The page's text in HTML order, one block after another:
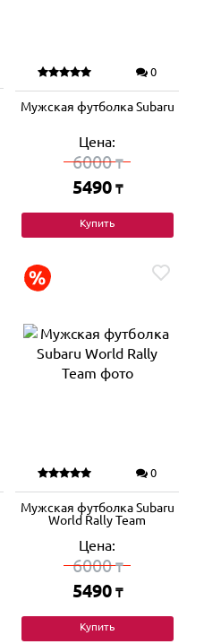
0
Мужская футболка Subaru
Цена:
6000₸
5490 ₸
Купить
0
Мужская футболка Subaru
World Rally Team
Цена:
6000₸
5490 ₸
Купить